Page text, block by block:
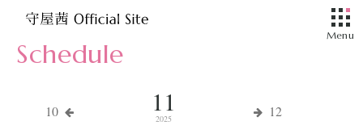
Schedule
11
2025
10 12